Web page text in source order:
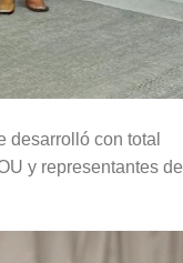
desarrolló con total
y representantes de